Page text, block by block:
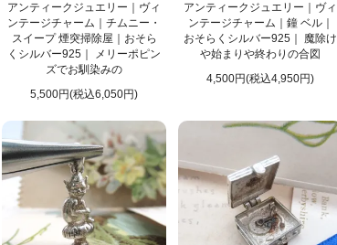
アンティークジュエリー｜ヴィ
ンテージチャーム｜チムニー・
スイープ 煙突掃除屋｜おそら
くシルバー925｜ メリーポピン
ズでお馴染みの
5,500円(税込6,050円)
アンティークジュエリー｜ヴィ
ンテージチャーム｜鐘 ベル｜
おそらくシルバー925｜ 魔除け
や始まりや終わりの合図
4,500円(税込4,950円)